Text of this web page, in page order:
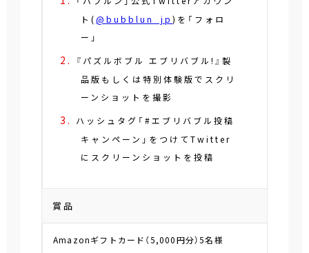
ト(@bubblun_jp )を「フォロ
ー」
『パズルボブル エブリバブル!』製
品版もしくは特別体験版でスクリ
ーンショットを撮影
ハッシュタグ「#エブリバブル投稿
キャンペーン」をつけてTwitter
にスクリーンショットを投稿
賞品
Amazonギフトカード（5,000円分）5名様